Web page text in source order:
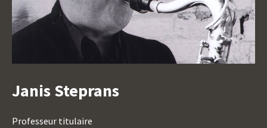
Titre
Janis Steprans
Titre
Professeur titulaire